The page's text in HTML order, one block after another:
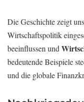
Die Geschichte zeigt
Wirtschaftspolitik
beeinflussen und
bedeutende Beispiele
und die globale